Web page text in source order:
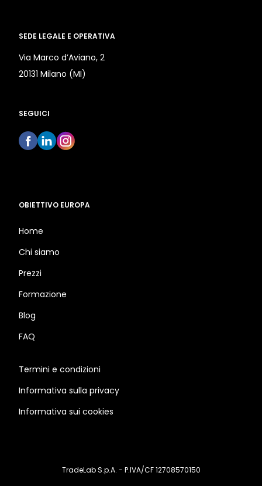
SEDE LEGALE E OPERATIVA
Via Marco d’Aviano, 2
20131 Milano (MI)
SEGUICI
OBIETTIVO EUROPA
Home
Chi siamo
Prezzi
Formazione
Blog
FAQ
Termini e condizioni
Informativa sulla privacy
Informativa sui cookies
TradeLab S.p.A. - P.IVA/CF 12708570150